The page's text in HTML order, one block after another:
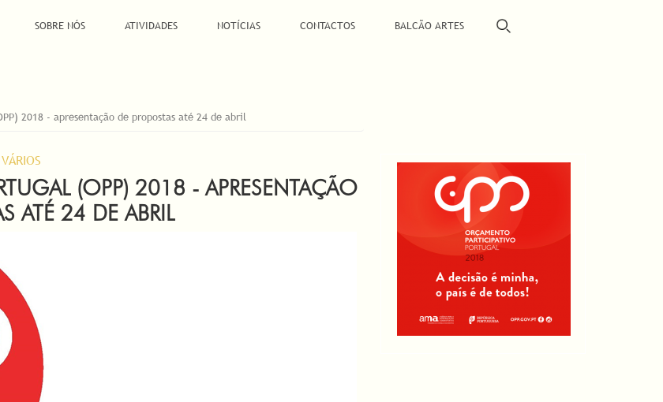
SOBRE NÓS ATIVIDADES NOTÍCIAS CONTACTOS BALCÃO ARTES
2018 - apresentação de propostas até 24 de abril
VÁRIOS
(OPP) 2018 - APRESENTAÇÃO
ATÉ 24 DE ABRIL